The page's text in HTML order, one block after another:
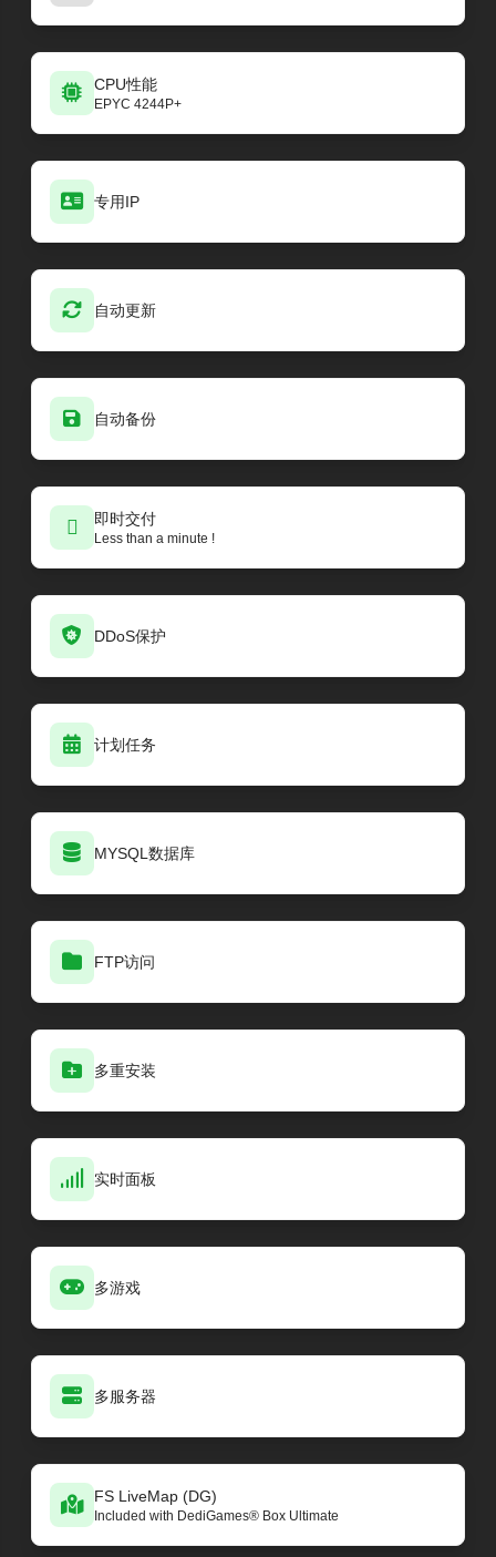
CPU性能
EPYC 4244P+
专用IP
自动更新
自动备份
即时交付
Less than a minute !
DDoS保护
计划任务
MYSQL数据库
FTP访问
多重安装
实时面板
多游戏
多服务器
FS LiveMap (DG)
Included with DediGames® Box Ultimate